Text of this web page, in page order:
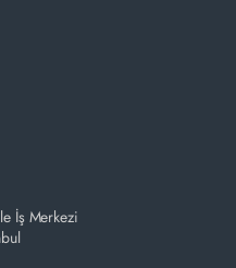
yazılımı
IO bağlantısı, dahili
/ b / g / n kablosuz modül
İş Merkezi